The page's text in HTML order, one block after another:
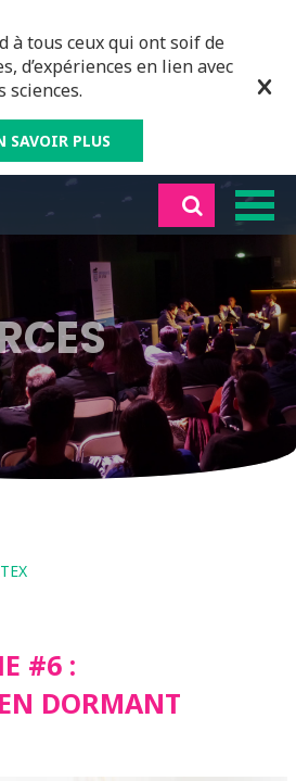
à tous ceux qui ont soif de
d’expériences en lien avec
sciences.
SAVOIR PLUS
#6 :
DORMANT